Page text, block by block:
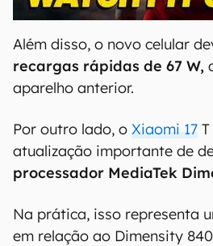
00:00/04:51
Além disso, o novo celular
recargas rápidas de 67 W,
aparelho anterior.
Por outro lado, o Xiaomi 17
atualização importante de
processador MediaTek
Na prática, isso representa
em relação ao Dimensity